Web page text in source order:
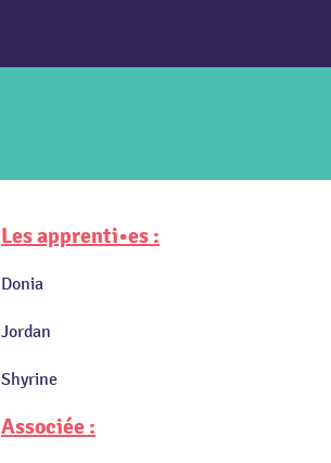
Les apprenti•es :
Donia
Jordan
Shyrine
Associée :